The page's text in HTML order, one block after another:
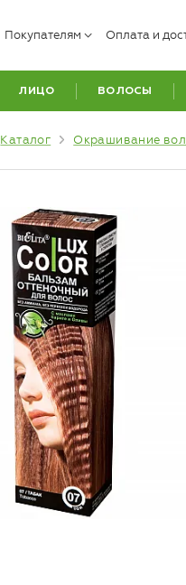
Покупателям Оплата и
ЛИЦО ВОЛОСЫ
Каталог Окрашивание